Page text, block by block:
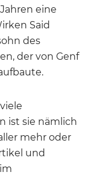
eine
Said
des
der von Genf
ist sie nämlich
mehr oder
und